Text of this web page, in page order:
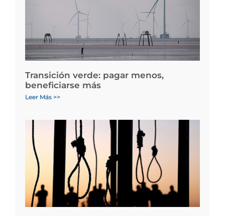
Transición verde: pagar menos,
beneficiarse más
Leer Más >>